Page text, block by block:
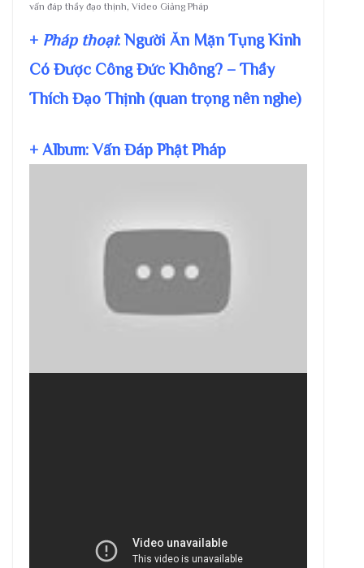
vấn đáp thầy đạo thịnh, Video Giảng Pháp
+ Pháp thoại: Người Ăn Mặn Tụng Kinh
Có Được Công Đức Không? – Thầy
Thích Đạo Thịnh (quan trọng nên nghe)
+ Album: Vấn Đáp Phật Pháp